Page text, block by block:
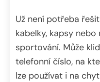
Už není potřeba
kabelky, kapsy
sportování. Může
telefonní číslo, na
lze používat i na